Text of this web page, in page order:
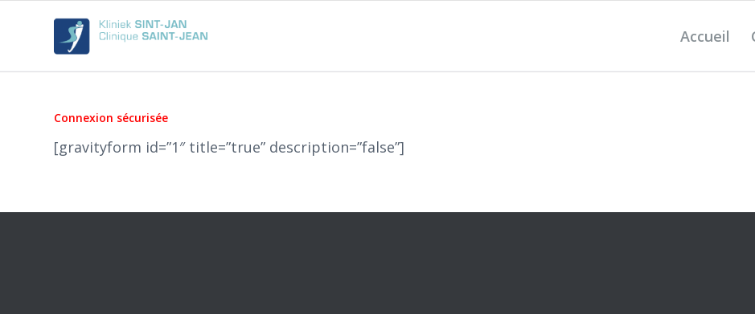
Accueil
Connexion sécurisée
[gravityform id=”1″ title=”true” description=”false”]